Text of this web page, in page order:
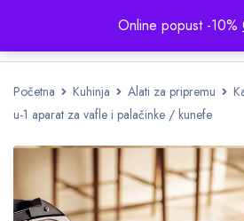
Online popust -10%
Početna Kuhinja Alati za pripremu
u-1 aparat za vafle i palačinke / kunefe